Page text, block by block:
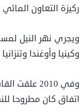
ركيزة التعاون
وكينيا وأوغندا
وفي 2010
اتفاق كان مطروحا